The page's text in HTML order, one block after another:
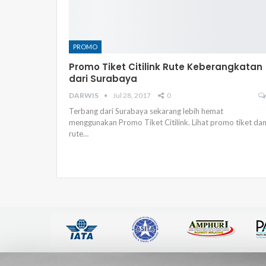
PROMO
Promo Tiket Citilink Rute Keberangkatan
dari Surabaya
DARWIS Jul 28, 2017 0
Terbang dari Surabaya sekarang lebih hemat
menggunakan Promo Tiket Citilink. Lihat promo tiket dan
rute…